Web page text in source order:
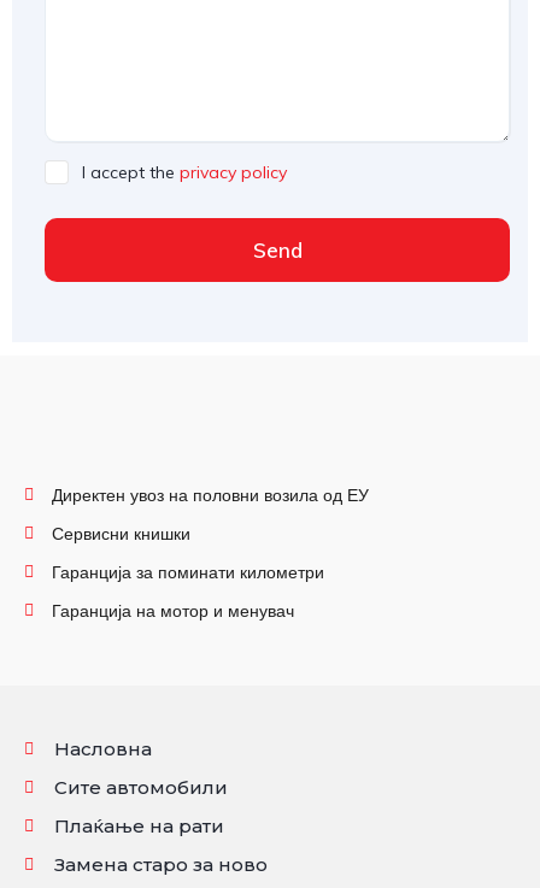
I accept the privacy policy
Send
Директен увоз на половни возила од ЕУ
Сервисни книшки
Гаранција за поминати километри
Гаранција на мотор и менувач
Насловна
Сите автомобили
Плаќање на рати
Замена старо за ново